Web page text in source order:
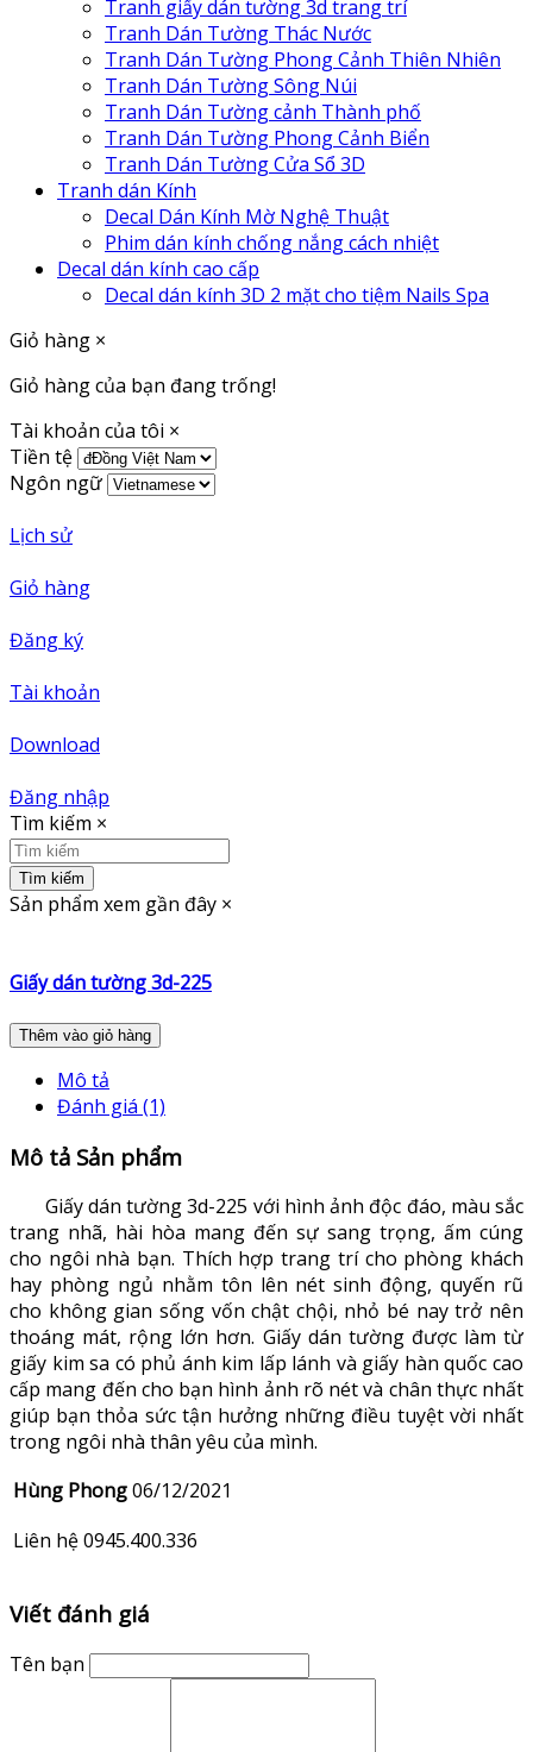
Tranh giấy dán tường 3d trang trí
Tranh Dán Tường Thác Nước
Tranh Dán Tường Phong Cảnh Thiên Nhiên
Tranh Dán Tường Sông Núi
Tranh Dán Tường cảnh Thành phố
Tranh Dán Tường Phong Cảnh Biển
Tranh Dán Tường Cửa Sổ 3D
Tranh dán Kính
Decal Dán Kính Mờ Nghệ Thuật
Phim dán kính chống nắng cách nhiệt
Decal dán kính cao cấp
Decal dán kính 3D 2 mặt cho tiệm Nails Spa
Giỏ hàng ×
Giỏ hàng của bạn đang trống!
Tài khoản của tôi ×
Tiền tệ
Ngôn ngữ
Lịch sử
Giỏ hàng
Đăng ký
Tài khoản
Download
Đăng nhập
Tìm kiếm ×
Tìm kiếm
Sản phẩm xem gần đây ×
Giấy dán tường 3d-225
Thêm vào giỏ hàng
Mô tả
Đánh giá (1)
Mô tả Sản phẩm
Giấy dán tường 3d-225 với hình ảnh độc đáo, màu sắc
trang nhã, hài hòa mang đến sự sang trọng, ấm cúng
cho ngôi nhà bạn. Thích hợp trang trí cho phòng khách
hay phòng ngủ nhằm tôn lên nét sinh động, quyến rũ
cho không gian sống vốn chật chội, nhỏ bé nay trở nên
thoáng mát, rộng lớn hơn. Giấy dán tường được làm từ
giấy kim sa có phủ ánh kim lấp lánh và giấy hàn quốc cao
cấp mang đến cho bạn hình ảnh rõ nét và chân thực nhất
giúp bạn thỏa sức tận hưởng những điều tuyệt vời nhất
trong ngôi nhà thân yêu của mình.
Hùng Phong06/12/2021
Liên hệ 0945.400.336
Viết đánh giá
Tên bạn